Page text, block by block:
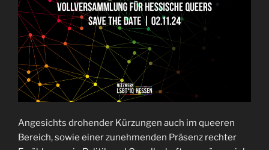
Angesichts drohender Kürzungen auch im queeren
Bereich, sowie einer zunehmenden Präsenz rechter